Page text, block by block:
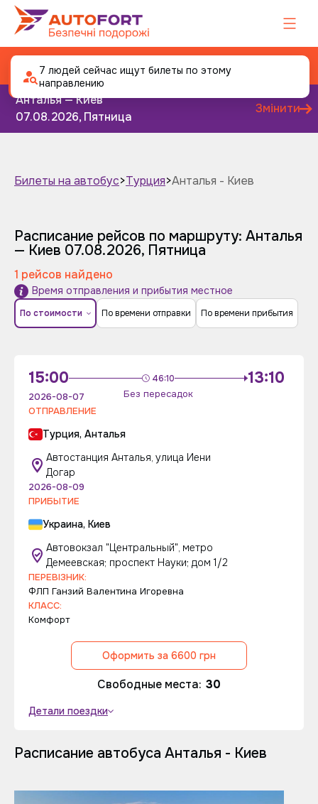
Автобус Анталья - Киев
Анталья — Киев
07.08.2026, Пятница
Змінити
Билеты на автобус>Турция>Анталья - Киев
7 людей сейчас ищут билеты по этому
направлению
Расписание рейсов по маршруту: Анталья
— Киев 07.08.2026, Пятница
1 рейсов найдено
Время отправления и прибытия местное
По стоимости По времени отправки По времени прибытия
15:00 46:10
Без пересадок
13:10
2026-08-07
ОТПРАВЛЕНИЕ
Турция, Анталья
Автостанция Анталья, улица Иени
Догар
2026-08-09
ПРИБЫТИЕ
Украина, Киев
Автовокзал "Центральный", метро
Демеевская; проспект Науки; дом 1/2
ПЕРЕВІЗНИК:
ФЛП Ганзий Валентина Игоревна
КЛАСС:
Комфорт
Оформить за 6600 грн
Свободные места: 30
Детали поездки
Расписание автобуса Анталья - Киев